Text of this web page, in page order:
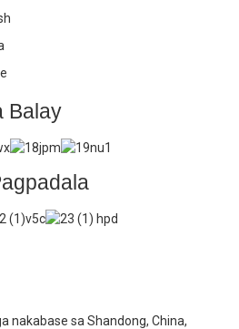
Balay
nakabase sa Shandong, China,